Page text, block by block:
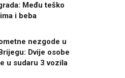
Među teško
i beba
nezgode u
Dvije osobe
u sudaru 3 vozila